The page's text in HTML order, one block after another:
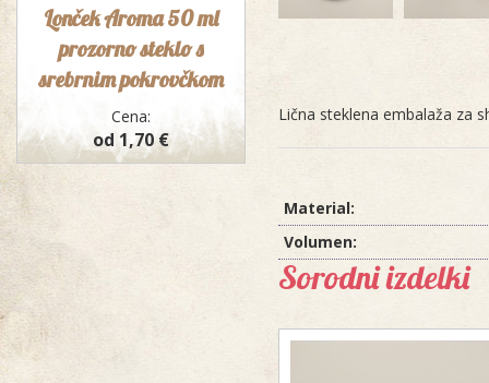
Lonček Aroma 50 ml
prozorno steklo s
srebrnim pokrovčkom
Cena:
od 1,70 €
Lična steklena embalaža za
Material:
Volumen:
Sorodni izdelki